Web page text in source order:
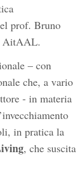
prof. Bruno
AitAAL.
– con
che, a vario
- in materia
in pratica la
, che suscita